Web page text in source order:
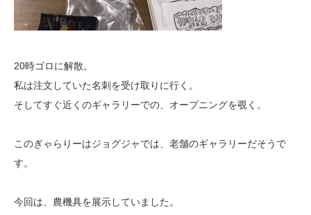
20時ゴロに解散。
私は注文していた名刺を受け取りに行く。
そしてすぐ近くのギャラリーでの、オープニングを覗く。
このぎゃらりーはジョグジャでは、老舗のギャラリーだそうで
す。
今回は、農機具を展示していました。